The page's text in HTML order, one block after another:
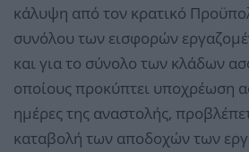
κάλυψη από τον κρατικό
συνόλου των εισφορών
και για το σύνολο των κλάδων
οποίους προκύπτει υποχρέωση
ημέρες της αναστολής,
καταβολή των αποδοχών των